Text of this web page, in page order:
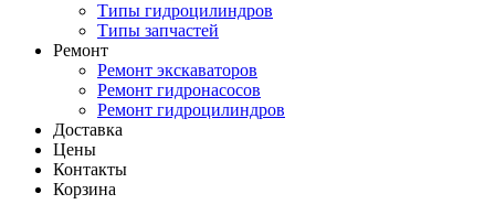
Типы гидроцилиндров
Типы запчастей
Ремонт
Ремонт экскаваторов
Ремонт гидронасосов
Ремонт гидроцилиндров
Доставка
Цены
Контакты
Корзина